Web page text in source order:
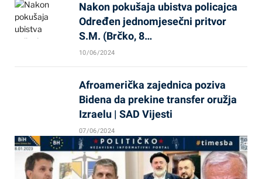
Nakon pokušaja ubistva policajca
Određen jednomjesečni pritvor
S.M. (Brčko, 8…
10/06/2024
Afroamerička zajednica poziva
Bidena da prekine transfer oružja
Izraelu | SAD Vijesti
07/06/2024